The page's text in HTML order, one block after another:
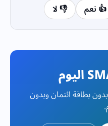
👍 نعم 👎 لا
14 يوماً — بدون بطاقة ائتمان وبدون